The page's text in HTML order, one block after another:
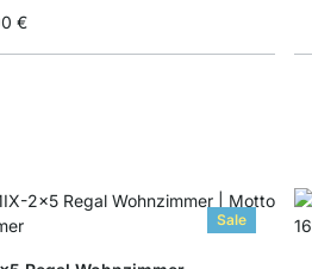
€
Sale